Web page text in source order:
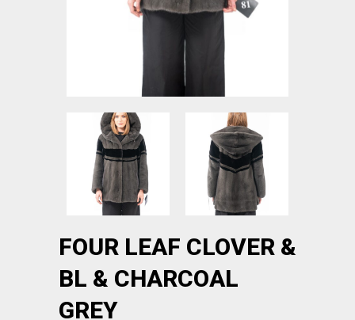
FOUR LEAF CLOVER &
BL & CHARCOAL
GREY